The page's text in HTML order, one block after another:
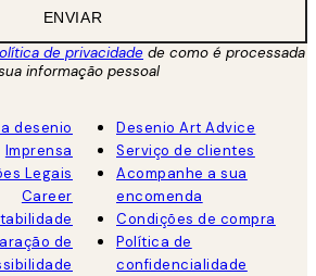
ENVIAR
de privacidade de como é processada
informação pessoal
desenio
Imprensa
Legais
Career
de
Desenio Art Advice
Serviço de clientes
Acompanhe a sua
encomenda
Condições de compra
Política de
confidencialidade